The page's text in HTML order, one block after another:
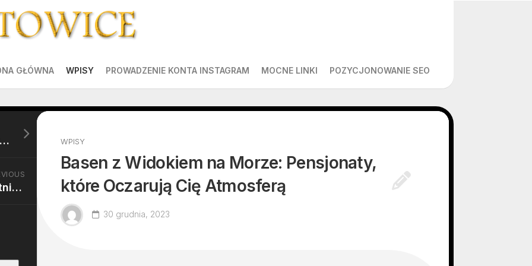
GŁÓWNA WPISY PROWADZENIE KONTA INSTAGRAM MOCNE LINKI POZYCJONOWANIE SEO
WPISY
Basen z Widokiem na Morze: Pensjonaty,
które Oczarują Cię Atmosferą
30 grudnia, 2023
Inspiracje Zapachowe: Perfumy, Zamienniki, Francuskie Kompozycje i Więcej
Chorzów: Hotele Robotnicze Zapewniające Wygodę i Praktyczność